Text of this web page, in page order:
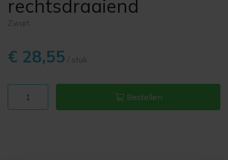
rechtsdraaiend
Zwart
€ 28,55 / stuk
Bestellen